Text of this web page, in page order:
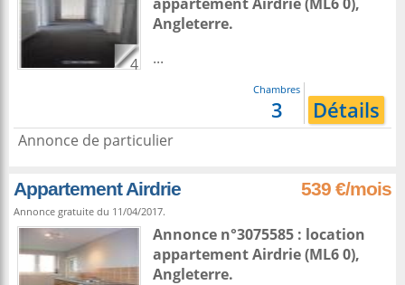
4
Angleterre.
...
Chambres
3 Détails
Annonce de particulier
Appartement Airdrie 539 €/mois
Annonce gratuite du 11/04/2017.
Annonce n°3075585 : location
appartementAirdrie(ML6 0),
Angleterre.